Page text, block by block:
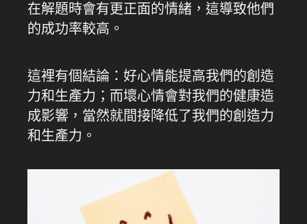
在解題時會有更正面的情緒，這導致他們
的成功率較高。
這裡有個結論：好心情能提高我們的創造
力和生產力；而壞心情會對我們的健康造
成影響，當然就間接降低了我們的創造力
和生產力。